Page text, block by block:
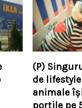
(P)
de
animale
porțile pe